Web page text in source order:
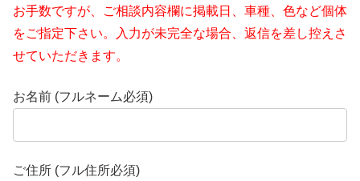
お手数ですが、ご相談内容欄に掲載日、車種、色など個体
をご指定下さい。入力が未完全な場合、返信を差し控えさ
せていただきます。
お名前 (フルネーム必須)
ご住所 (フル住所必須)